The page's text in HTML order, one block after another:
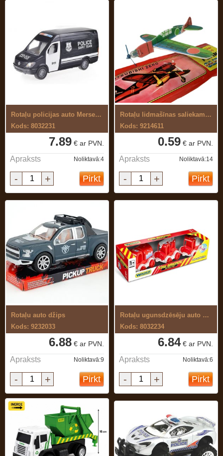
Rotaļu policijas auto Mersedes-Benz ...
Kods: 8032231
7.89 € ar PVN.
Apraksts Noliktavā:4
- + Pirkt
Rotaļu lidmašīnas saliekams modelis
Kods: 9214611
0.59 € ar PVN.
Apraksts Noliktavā:14
- + Pirkt
Rotaļu auto džips
Kods: 9232033
6.88 € ar PVN.
Apraksts Noliktavā:9
- + Pirkt
Rotaļu ugunsdzēsēju auto komplekts
Kods: 8032234
6.84€ ar PVN.
Apraksts Noliktavā:6
- + Pirkt